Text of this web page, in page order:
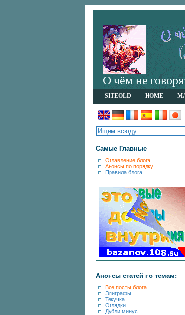
Самые Главные
Оглавление блога
Анонсы по порядку
Правила блога
Анонсы статей по темам:
Все посты блога
Эпиграфы
Текучка
Оглядки
Дубли минус
О чём не
SITEOLD HOME